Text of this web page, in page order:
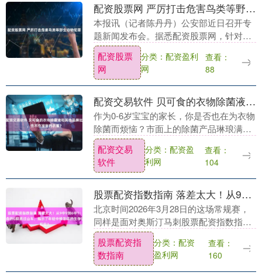
配资股票网 严厉打击危害鸟类等野生动物犯罪
本报讯（记者陈丹丹）公安部近日召开专
题新闻发布会。据悉配资股票网，针对国
家保护鸟类被非法猎捕贩卖问题，2025年
8月至12月，公安部部署全国公安机关开
展“平安原....
配资股票
网
分类：配资盈利
网
查看：
88
配资交易软件 贝可食的衣物除菌液和其他品牌比，伤不伤宝宝的衣服？
作为0-6岁宝宝的家长，你是否也在为衣物
除菌而烦恼？市面上的除菌产品琳琅满
目，但很多都含有刺激性化学成分配资交
易软件，不仅可能损伤宝宝娇嫩的皮肤，
更让人担心的是....
配资交易
软件
分类：配资盈
利网
查看：
104
股票配资指数指南 落差太大！从9中9到6中1：杨瀚森的G联赛过山车，揭示了年轻中锋怎样的生存现实？
北京时间2026年3月28日的这场常规赛，
同样是面对奥斯汀马刺股票配资指数指
南，上半场打完，杨瀚森出战了17分钟。
他的投篮手感像是被冻住了，6次出手只进
了1....
股票配资指
数指南
分类：配资
盈利网
查看：
160